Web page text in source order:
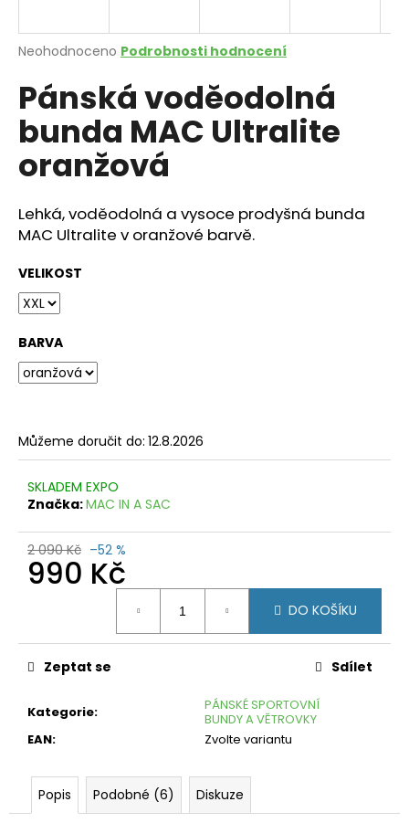
Průměrné
produktu
je
0,0
5
hvězdiček.
Neohodnoceno Podrobnosti hodnocení
Pánská voděodolná
bunda MAC Ultralite
oranžová
Lehká, voděodolná a vysoce prodyšná bunda
MAC Ultralite v oranžové barvě.
VELIKOST
BARVA
Můžeme doručit do: 12.8.2026
SKLADEM EXPO
Značka:MAC IN A SAC
2 090 Kč –52 %
990 Kč
DO KOŠÍKU
Kategorie:
PÁNSKÉ SPORTOVNÍ
BUNDY A VĚTROVKY
EAN: Zvolte variantu
Zeptat se Sdílet
Popis Podobné (6) Diskuze
j
t
?
HLEDAT
D
o
p
o
r
u
u
j
m
e
FORCE
BRAND
BORDÓ
399
Kč